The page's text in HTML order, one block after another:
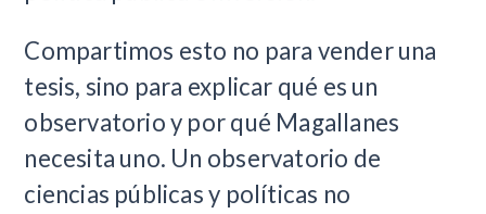
Compartimos esto no para vender una
tesis, sino para explicar qué es un
observatorio y por qué Magallanes
necesita uno. Un observatorio de
ciencias públicas y políticas no